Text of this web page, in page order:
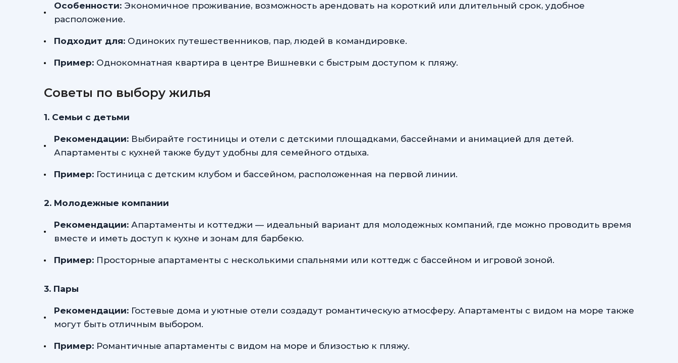
Особенности: Экономичное проживание, возможность арендовать на короткий или длительный срок, удобное
расположение.
Подходит для: Одиноких путешественников, пар, людей в командировке.
Пример: Однокомнатная квартира в центре Вишневки с быстрым доступом к пляжу.
Советы по выбору жилья
1. Семьи с детьми
Рекомендации: Выбирайте гостиницы и отели с детскими площадками, бассейнами и анимацией для детей.
Апартаменты с кухней также будут удобны для семейного отдыха.
Пример: Гостиница с детским клубом и бассейном, расположенная на первой линии.
2. Молодежные компании
Рекомендации: Апартаменты и коттеджи — идеальный вариант для молодежных компаний, где можно проводить время
вместе и иметь доступ к кухне и зонам для барбекю.
Пример: Просторные апартаменты с несколькими спальнями или коттедж с бассейном и игровой зоной.
3. Пары
Рекомендации: Гостевые дома и уютные отели создадут романтическую атмосферу. Апартаменты с видом на море также
могут быть отличным выбором.
Пример: Романтичные апартаменты с видом на море и близостью к пляжу.